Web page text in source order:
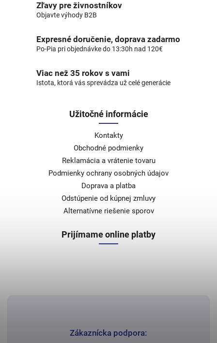
Zľavy pre živnostníkov
Objavte výhody B2B
Expresné doručenie, doprava zadarmo
Po-Pia pri objednávke do 13:30h nad 120€
Viac než 35 rokov s vami
Istota, ktorá vás sprevádza už celé generácie
Zákaznícka podpora:
Užitočné informácie
Kontakty
Obchodné podmienky
Reklamácia a vrátenie tovaru
Podmienky ochrany osobných údajov
Doprava a platba
Odstúpenie od kúpnej zmluvy
Alternatívne riešenie sporov
Prijímame online platby